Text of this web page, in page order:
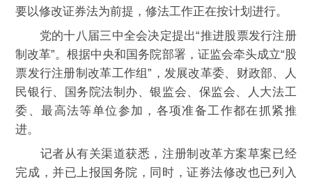
要以修改证券法为前提，修法工作正在按计划进行。
党的十八届三中全会决定提出“推进股票发行注册
制改革”。根据中央和国务院部署，证监会牵头成立“股
票发行注册制改革工作组”，发展改革委、财政部、人
民银行、国务院法制办、银监会、保监会、人大法工
委、最高法等单位参加，各项准备工作都在抓紧推
进。
记者从有关渠道获悉，注册制改革方案草案已经
完成，并已上报国务院，同时，证券法修改也已列入